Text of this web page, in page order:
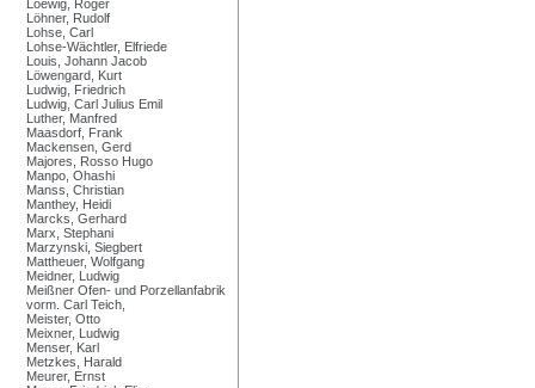
Loewig, Roger
Löhner, Rudolf
Lohse, Carl
Lohse-Wächtler, Elfriede
Louis, Johann Jacob
Löwengard, Kurt
Ludwig, Friedrich
Ludwig, Carl Julius Emil
Luther, Manfred
Maasdorf, Frank
Mackensen, Gerd
Majores, Rosso Hugo
Manpo, Ohashi
Manss, Christian
Manthey, Heidi
Marcks, Gerhard
Marx, Stephani
Marzynski, Siegbert
Mattheuer, Wolfgang
Meidner, Ludwig
Meißner Ofen- und Porzellanfabrik
vorm. Carl Teich,
Meister, Otto
Meixner, Ludwig
Menser, Karl
Metzkes, Harald
Meurer, Ernst